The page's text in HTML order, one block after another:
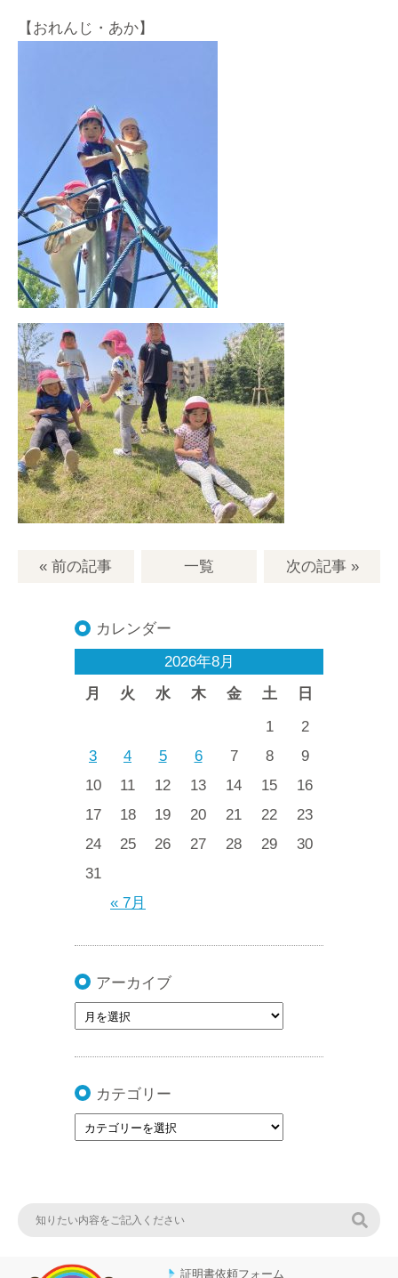
【おれんじ・あか】
« 前の記事 一覧 次の記事»
カレンダー
2026年8月
月
火 水 木 金 土 日
« 7月
1
2
3
4 5 6 7 8
9
10
11 12 13 14 15
16
17
18 19 20 21 22
23
24
25 26 27 28 29
30
31
アーカイブ
カテゴリー
証明書依頼フォーム